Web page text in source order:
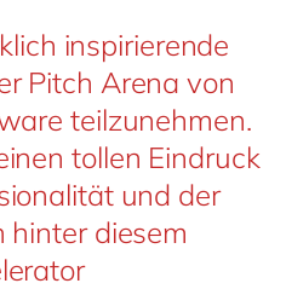
inspirierende
Pitch Arena von
teilzunehmen.
tollen Eindruck
und der
hinter diesem